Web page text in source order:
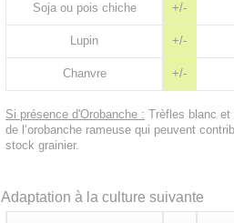
Soja ou pois chiche +/-
Lupin +/-
Chanvre +/-
Si présence d'Orobanche : Trèfles blanc
de l’orobanche rameuse qui peuvent
stock grainier.
Adaptation à la culture suivante